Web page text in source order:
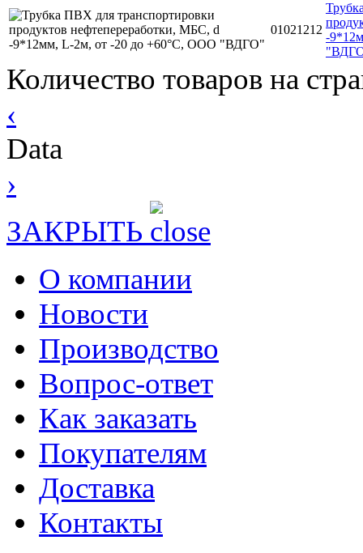
01021212
-
Количество товаров на
‹
Data
›
ЗАКРЫТЬ
О компании
Новости
Производство
Вопрос-ответ
Как заказать
Покупателям
Доставка
Контакты